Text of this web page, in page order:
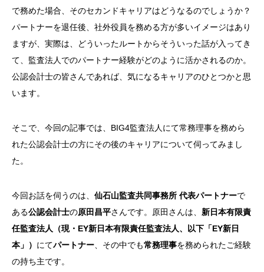
で務めた場合、そのセカンドキャリアはどうなるのでしょうか？
パートナーを退任後、社外役員を務める方が多いイメージはあり
ますが、実際は、どういったルートからそういった話が入ってき
て、監査法人でのパートナー経験がどのように活かされるのか。
公認会計士の皆さんであれば、気になるキャリアのひとつかと思
います。
そこで、今回の記事では、 BIG4監査法人にて常務理事を務めら
れた公認会計士の方にその後のキャリアについて伺ってみまし
た。
今回お話を伺うのは、 仙石山監査共同事務所 代表パートナーで
ある公認会計士の原田昌平さんです。原田さんは、 新日本有限責
任監査法人（現・ EY新日本有限責任監査法人、以下「EY新日
本」） にてパートナー 、その中でも常務理事を務められたご経験
の持ち主です。